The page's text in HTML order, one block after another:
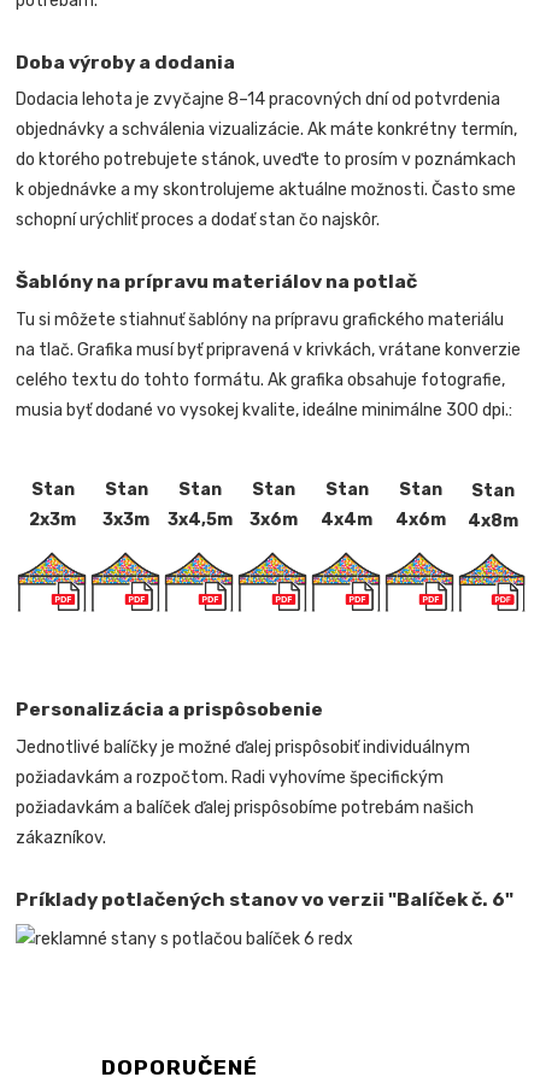
Doba výroby a dodania
Dodacia lehota je zvyčajne 8–14 pracovných dní od potvrdenia
objednávky a schválenia vizualizácie. Ak máte konkrétny termín,
do ktorého potrebujete stánok, uveďte to prosím v poznámkach
k objednávke a my skontrolujeme aktuálne možnosti. Často sme
schopní urýchliť proces a dodať stan čo najskôr.
Šablóny na prípravu materiálov na potlač
Tu si môžete stiahnuť šablóny na prípravu grafického materiálu
na tlač. Grafika musí byť pripravená v krivkách, vrátane konverzie
celého textu do tohto formátu. Ak grafika obsahuje fotografie,
musia byť dodané vo vysokej kvalite, ideálne minimálne 300 dpi.:
Stan
2x3m
Stan
3x3m
Stan
3x4,5m
Stan
3x6m
Stan
4x4m
Stan
4x6m
Stan
4x8m
Personalizácia a prispôsobenie
Jednotlivé balíčky je možné ďalej prispôsobiť individuálnym
požiadavkám a rozpočtom. Radi vyhovíme špecifickým
požiadavkám a balíček ďalej prispôsobíme potrebám našich
zákazníkov.
Príklady potlačených stanov vo verzii "Balíček č. 6"
DOPORUČENÉ